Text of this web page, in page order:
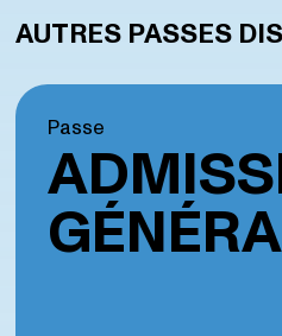
AUTRES PASSES
Passe